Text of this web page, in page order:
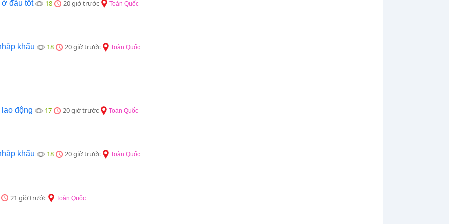
đâu tốt 18 20 giờ trước Toàn Quốc
khẩu 18 20 giờ trước Toàn Quốc
động 17 20 giờ trước Toàn Quốc
khẩu 18 20 giờ trước Toàn Quốc
21 giờ trước Toàn Quốc